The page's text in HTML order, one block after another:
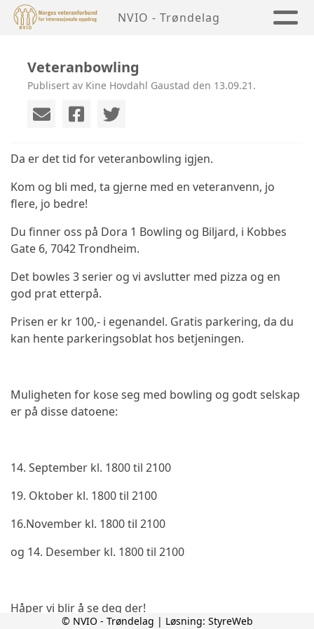
NVIO - Trøndelag
Veteranbowling
Publisert av Kine Hovdahl Gaustad den 13.09.21.
Da er det tid for veteranbowling igjen.
Kom og bli med, ta gjerne med en veteranvenn, jo
flere, jo bedre!
Du finner oss på Dora 1 Bowling og Biljard, i Kobbes
Gate 6, 7042 Trondheim.
Det bowles 3 serier og vi avslutter med pizza og en
god prat etterpå.
Prisen er kr 100,- i egenandel. Gratis parkering, da du
kan hente parkeringsoblat hos betjeningen.
Muligheten for kose seg med bowling og godt selskap
er på disse datoene:
14. September kl. 1800 til 2100
19. Oktober kl. 1800 til 2100
16.November kl. 1800 til 2100
og 14. Desember kl. 1800 til 2100
Håper vi blir å se deg der!
© NVIO - Trøndelag | Løsning: StyreWeb